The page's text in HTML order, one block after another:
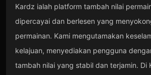
Kardz ialah platform tambah nilai
dipercayai dan berlesen yang
permainan. Kami mengutamakan
kelajuan, menyediakan pengguna
tambah nilai yang stabil dan terjamin. Di